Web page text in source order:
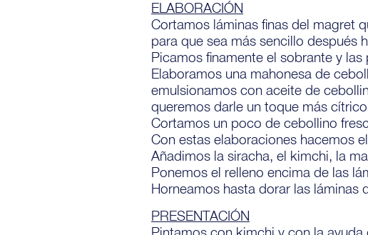
ELABORACIÓN
Cortamos láminas finas del magret
para que sea más sencillo después
Picamos finamente el sobrante y las
Elaboramos una mahonesa de
emulsionamos con aceite de
queremos darle un toque más cítrico.
Cortamos un poco de cebollino
Con estas elaboraciones hacemos
Añadimos la siracha, el kimchi, la
Ponemos el relleno encima de las
Horneamos hasta dorar las láminas
PRESENTACIÓN
Pintamos con kimchi y con la ayuda